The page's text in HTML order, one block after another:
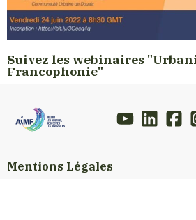
Suivez les webinaires
Francophonie"
Mentions Légales